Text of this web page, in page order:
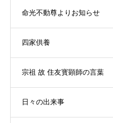
命光不動尊よりお知らせ
四家供養
宗祖 故 住友寳顕師の言葉
日々の出来事